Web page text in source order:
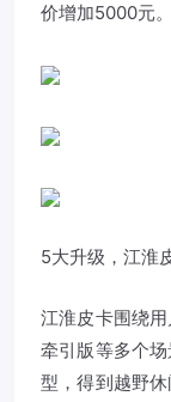
价增加5000元。
5大升级，江淮
江淮皮卡围绕
牵引版等多个
型，得到越野